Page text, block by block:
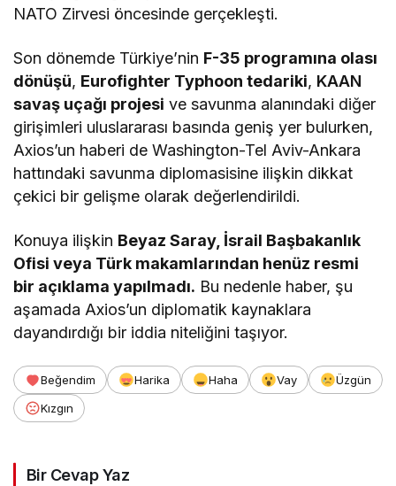
NATO Zirvesi öncesinde gerçekleşti.
Son dönemde Türkiye’nin F-35 programına olası
dönüşü, Eurofighter Typhoon tedariki, KAAN
savaş uçağı projesi ve savunma alanındaki diğer
girişimleri uluslararası basında geniş yer bulurken,
Axios’un haberi de Washington-Tel Aviv-Ankara
hattındaki savunma diplomasisine ilişkin dikkat
çekici bir gelişme olarak değerlendirildi.
Konuya ilişkin Beyaz Saray, İsrail Başbakanlık
Ofisi veya Türk makamlarından henüz resmi
bir açıklama yapılmadı. Bu nedenle haber, şu
aşamada Axios’un diplomatik kaynaklara
dayandırdığı bir iddia niteliğini taşıyor.
Beğendim Harika Haha Vay
Üzgün
Kızgın
Bir Cevap Yaz